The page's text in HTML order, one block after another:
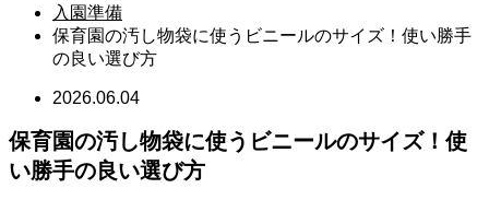
入園準備
保育園の汚し物袋に使うビニールのサイズ！使い勝手
の良い選び方
2026.06.04
保育園の汚し物袋に使うビニールのサイズ！使
い勝手の良い選び方